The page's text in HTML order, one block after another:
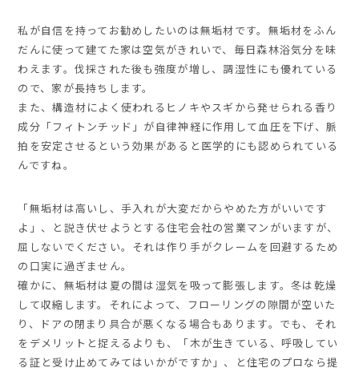
私が自信を持ってお勧めしたいのは無垢材です。無垢材をふん
だんに使って建てた家は空気がきれいで、毎日森林浴気分を味
わえます。伐採された後も強度が増し、調湿性にも優れている
ので、家が長持ちします。
また、構造材によく使われるヒノキやスギから発せられる香り
成分「フィトンチッド」が自律神経に作用して血圧を下げ、脈
拍を安定させるという効果があると医学的にも認められている
んですね。
「無垢材は高いし、手入れが大変だからやめた方がいいです
よ」、と説き伏せようとする住宅会社の営業マンがいますが、
屈しないでください。それは作り手がクレームを回避するため
の口実に過ぎません。
確かに、無垢材は夏の間は湿気を吸って膨張します。冬は乾燥
して収縮します。それによって、フローリングの隙間が空いた
り、ドアの閉まり具合が悪くなる場合もあります。でも、それ
をデメリットと捉えるよりも、「木が生きている、呼吸してい
る証と受け止めてみてはいかがですか」、と住宅のプロなら提